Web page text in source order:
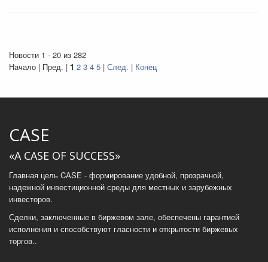
Новости 1 - 20 из 282
Начало | Пред. | 1 2 3 4 5 | След. | Конец
CASE
«A CASE OF SUCCESS»
Главная цель CASE - формирование удобной, прозрачной,
надежной инвестиционной среды для местных и зарубежных
инвесторов.
Сделки, заключенные в биржевом зале, обеспечены гарантией
исполнения и способствуют гласности и открытости биржевых
торгов..